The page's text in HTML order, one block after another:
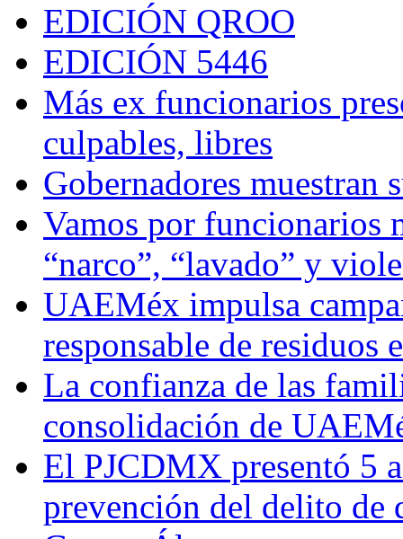
EDICIÓN QROO
EDICIÓN 5446
Más ex funcionarios
culpables, libres
Gobernadores muestran
Vamos por funcionarios
“narco”, “lavado” y
UAEMéx impulsa
responsable de residuos
La confianza de las
consolidación de
El PJCDMX presentó 5
prevención del delito de